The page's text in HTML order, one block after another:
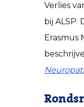
Verlies
bij
Erasmus